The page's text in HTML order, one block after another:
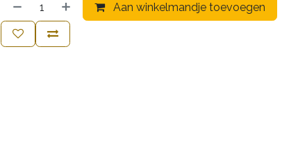
Aan winkelmandje toevoegen